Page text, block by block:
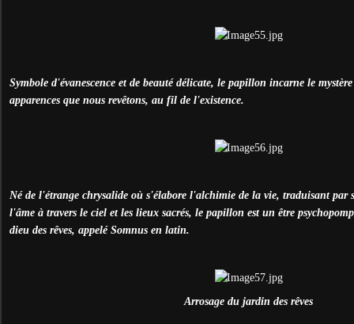
Symbole d'évanescence et de beauté délicate, le papillon incarne le mystère
apparences que nous revêtons, au fil de l'existence.
Né de l'étrange chrysalide où s'élabore l'alchimie de la vie, traduisant par
l'âme à travers le ciel et les lieux sacrés, le papillon est un être
dieu des rêves, appelé Somnus en latin.
Arrosage du jardin des rêves